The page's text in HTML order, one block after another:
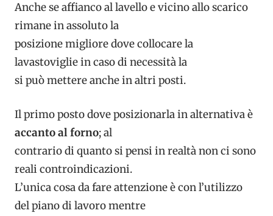
Anche se affianco al lavello e vicino allo scarico
rimane in assoluto la
posizione migliore dove collocare la
lavastoviglie in caso di necessità la
si può mettere anche in altri posti.
Il primo posto dove posizionarla in alternativa è
accanto al forno; al
contrario di quanto si pensi in realtà non ci sono
reali controindicazioni.
L’unica cosa da fare attenzione è con l’utilizzo
del piano di lavoro mentre